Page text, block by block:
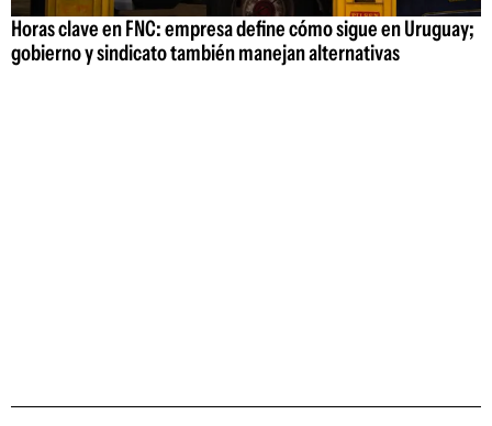
Horas clave en FNC: empresa define cómo sigue en Uruguay;
gobierno y sindicato también manejan alternativas